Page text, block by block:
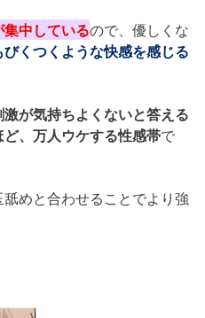
中しているので、優しくな
びくつくような快感を感じる
が気持ちよくないと答える
、万人ウケする性感帯で
めと合わせることでより強